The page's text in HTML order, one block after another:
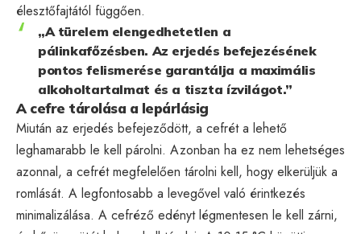
élesztőfajtától függően.
„A türelem elengedhetetlen a
pálinkafőzésben. Az erjedés befejezésének
pontos felismerése garantálja a maximális
alkoholtartalmat és a tiszta ízvilágot.”
A cefre tárolása a lepárlásig
Miután az erjedés befejeződött, a cefrét a lehető
leghamarabb le kell párolni. Azonban ha ez nem lehetséges
azonnal, a cefrét megfelelően tárolni kell, hogy elkerüljük a
romlását. A legfontosabb a levegővel való érintkezés
minimalizálása. A cefréző edényt légmentesen le kell zárni,